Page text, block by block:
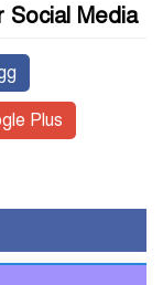
Social Media
Plus